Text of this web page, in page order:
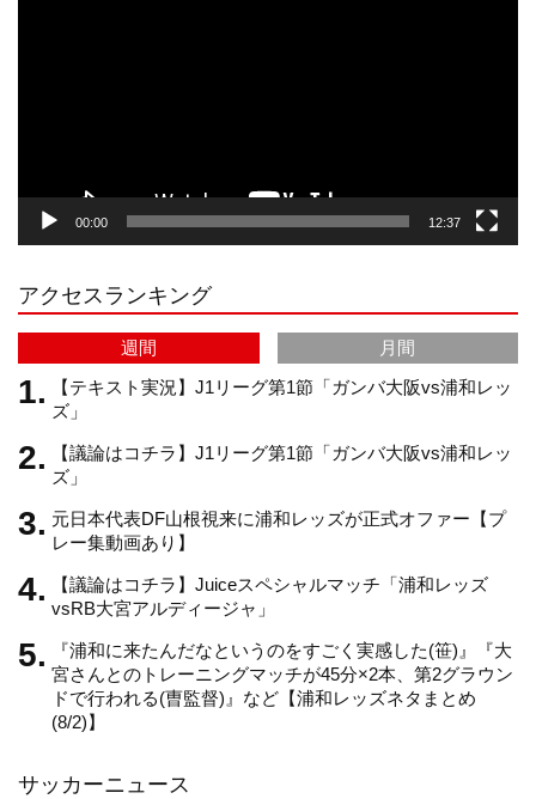
r
a
m
e
C
h
a
n
e
00:00 12:37
アクセスランキング
週間
月間
【テキスト実況】J1リーグ第1節「ガンバ大阪vs浦和レッ
ズ」
【議論はコチラ】J1リーグ第1節「ガンバ大阪vs浦和レッ
ズ」
元日本代表DF山根視来に浦和レッズが正式オファー【プ
レー集動画あり】
【議論はコチラ】Juiceスペシャルマッチ「浦和レッズ
vsRB大宮アルディージャ」
『浦和に来たんだなというのをすごく実感した(笹)』『大
宮さんとのトレーニングマッチが45分×2本、第2グラウン
ドで行われる(曺監督)』など【浦和レッズネタまとめ
(8/2)】
サッカーニュース